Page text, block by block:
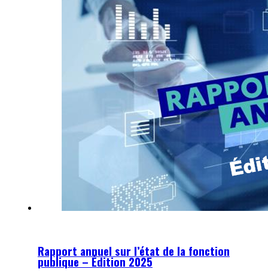
Rapport annuel sur l’état de la fonction
publique – Édition 2025